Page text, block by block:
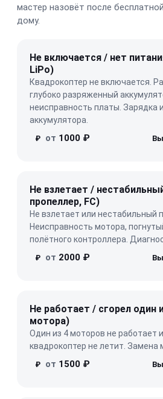
мастер назовёт после
дому.
Не включается / нет
LiPo)
Квадрокоптер не включается.
глубоко разряженный
неисправность платы. Зарядка
аккумулятора.
₽ от 1000 ₽
Не взлетает /
пропеллер, FC)
Не взлетает или нестабильный
Неисправность мотора,
полётного контроллера.
₽ от 2000 ₽
Не работает / сгорел один
мотора)
Один из 4 моторов не работает
квадрокоптер не летит. Замена
₽ от 1500 ₽